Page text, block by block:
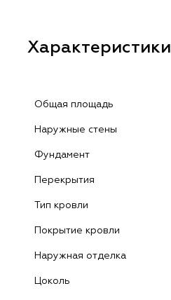
Характеристики
Общая площадь
Наружные стены
Фундамент
Перекрытия
Тип кровли
Покрытие кровли
Наружная отделка
Цоколь